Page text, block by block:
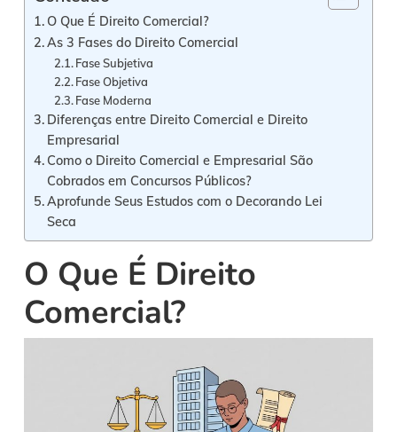
O Que É Direito Comercial?
As 3 Fases do Direito Comercial
Fase Subjetiva
Fase Objetiva
Fase Moderna
Diferenças entre Direito Comercial e Direito
Empresarial
Como o Direito Comercial e Empresarial São
Cobrados em Concursos Públicos?
Aprofunde Seus Estudos com o Decorando Lei
Seca
O Que É Direito
Comercial?